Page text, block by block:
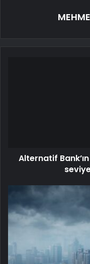
Alternatif